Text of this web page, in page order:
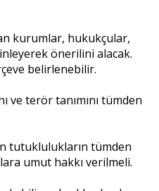
kurumlar, hukukçular,
önerilini alacak.
belirlenebilir.
ve terör tanımını tümden
tutuklulukların tümden
umut hakkı verilmeli.